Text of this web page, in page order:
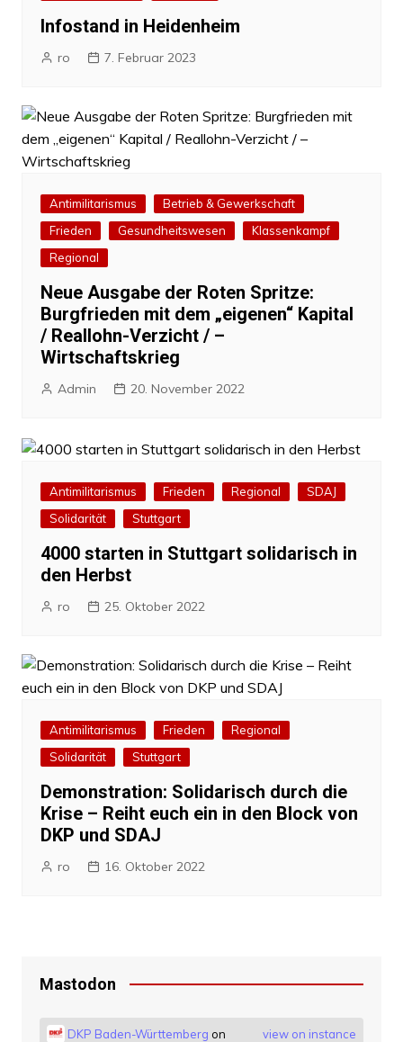
Infostand in Heidenheim
ro 7. Februar 2023
Antimilitarismus
Betrieb & Gewerkschaft
Frieden
Gesundheitswesen
Klassenkampf
Regional
Neue Ausgabe der Roten Spritze:
Burgfrieden mit dem „eigenen“ Kapital
/ Reallohn-Verzicht / –
Wirtschaftskrieg
Admin 20. November 2022
Antimilitarismus Frieden Regional
SDAJ
Solidarität
Stuttgart
4000 starten in Stuttgart solidarisch in
den Herbst
ro 25. Oktober 2022
Antimilitarismus Frieden
Regional
Solidarität
Stuttgart
Demonstration: Solidarisch durch die
Krise – Reiht euch ein in den Block von
DKP und SDAJ
ro 16. Oktober 2022
Mastodon
view on instance
DKP Baden-Württemberg on